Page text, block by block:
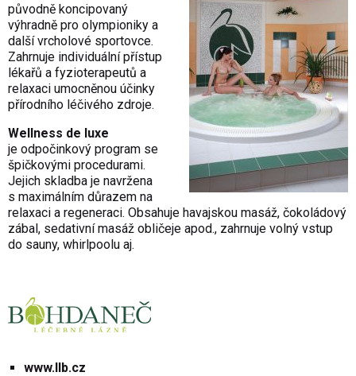
původně koncipovaný
výhradně pro olympioniky a
další vrcholové sportovce.
Zahrnuje individuální přístup
lékařů a fyzioterapeutů a
relaxaci umocněnou účinky
přírodního léčivého zdroje.
Wellness de luxe
je odpočinkový program se
špičkovými procedurami.
Jejich skladba je navržena
s maximálním důrazem na
relaxaci a regeneraci. Obsahuje havajskou masáž, čokoládový
zábal, sedativní masáž obličeje apod., zahrnuje volný vstup
do sauny, whirlpoolu aj.
www.llb.cz